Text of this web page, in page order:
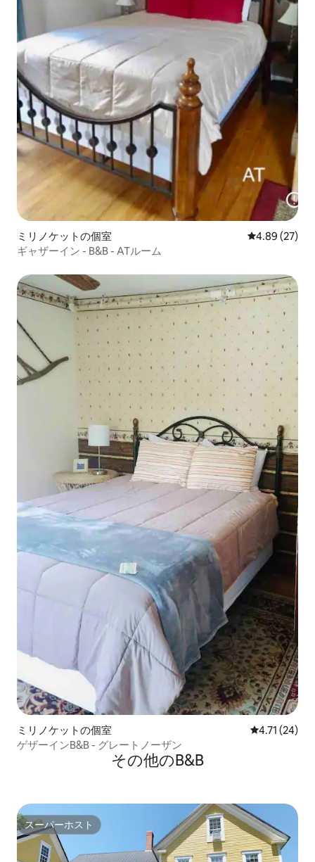
ミリノケットの個室 レビュー27
4.89 (27)
ギャザーイン - B&B - ATルーム
ミリノケットの個室 レビュー24
4.71 (24)
ゲザーインB&B - グレートノーザン
その他のB&B
スーパーホスト
スーパーホスト